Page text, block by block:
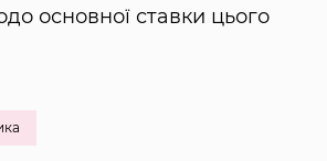
основної ставки цього